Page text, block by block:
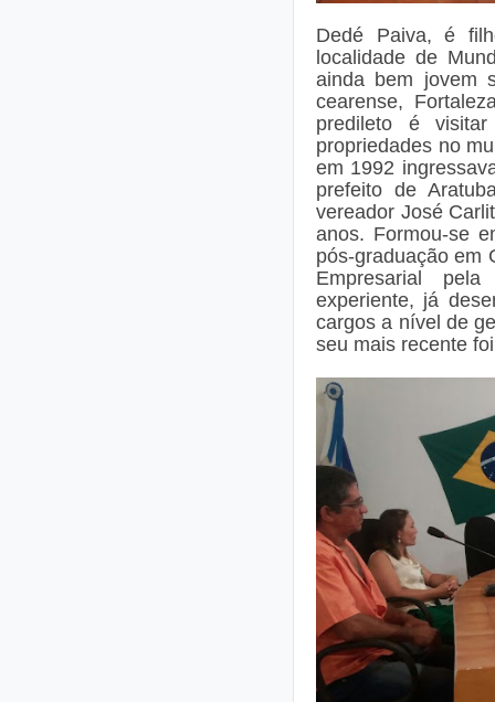
Dedé Paiva, é
localidade de
ainda bem jovem
cearense,
predileto é
propriedades no
em 1992
prefeito de
vereador José
anos. Formou-se
pós-graduação em
Empresarial
experiente, já
cargos a nível de
seu mais recente